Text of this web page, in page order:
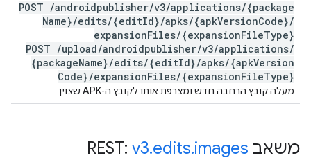
POST /androidpublisher/v3/applications/{package
Name}/edits/{editId}/apks/{apkVersionCode}/
expansionFiles/{expansionFileType}
POST /upload/androidpublisher/v3/applications/
{packageName}/edits/{editId}/apks/{apkVersion
Code}/expansionFiles/{expansionFileType}
מעלה קובץ הרחבה חדש ומצרפת אותו לקובץ ה-APK שצוין.
משאב REST: v3.edits.images